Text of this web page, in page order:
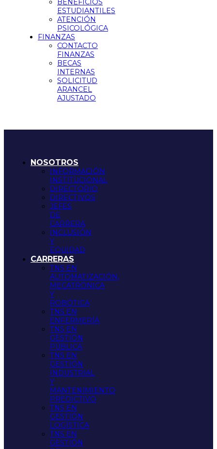
BENEFICIOS
ESTUDIANTILES
ATENCIÓN
PSICOLÓGICA
FINANZAS
CONTACTO
FINANZAS
BECAS
INTERNAS
SOLICITUD
ARANCEL
AJUSTADO
NOSOTROS
INFORMACIÓN
INSTITUCIONAL
DIRECTORIO
DIRECTIVOS
JEFES
DE
CARRERA
INCLUSIÓN
Y
EQUIDAD
CARRERAS
TNS EN
AUTOMATIZACIÓN,
MECATRÓNICA
Y
ROBÓTICA
TNS EN
ENFERMERÍA
TNS EN
GESTIÓN
PÚBLICA
TNS EN
GESTIÓN
INDUSTRIAL
Y
MANTENIMIENTO
PREDICTIVO
TNS EN
GESTIÓN
LOGÍSTICA
TNS EN
GESTIÓN